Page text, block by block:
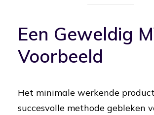
Een Geweldig
Voorbeeld
Het minimale werkende
succesvolle methode gebleken